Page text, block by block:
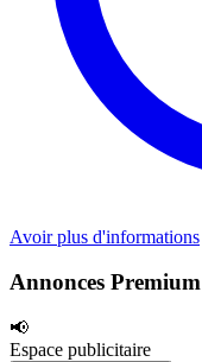
Annonces Premium
📢
Espace publicitaire
Avoir plus d'informations